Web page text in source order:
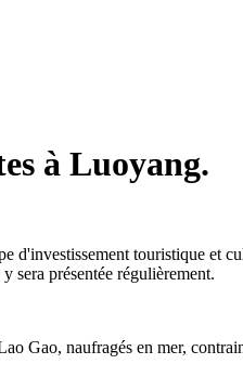
à Luoyang.
d'investissement touristique et
sera présentée régulièrement.
Gao, naufragés en mer,